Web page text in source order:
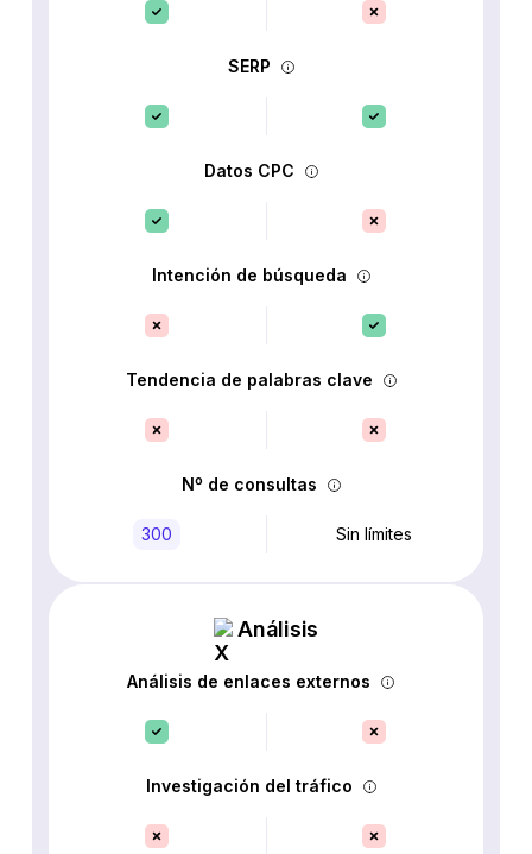
SERP
Datos CPC
Intención de búsqueda
Tendencia de palabras clave
Nº de consultas
300 Sin límites
Análisis
Análisis de enlaces externos
Investigación del tráfico